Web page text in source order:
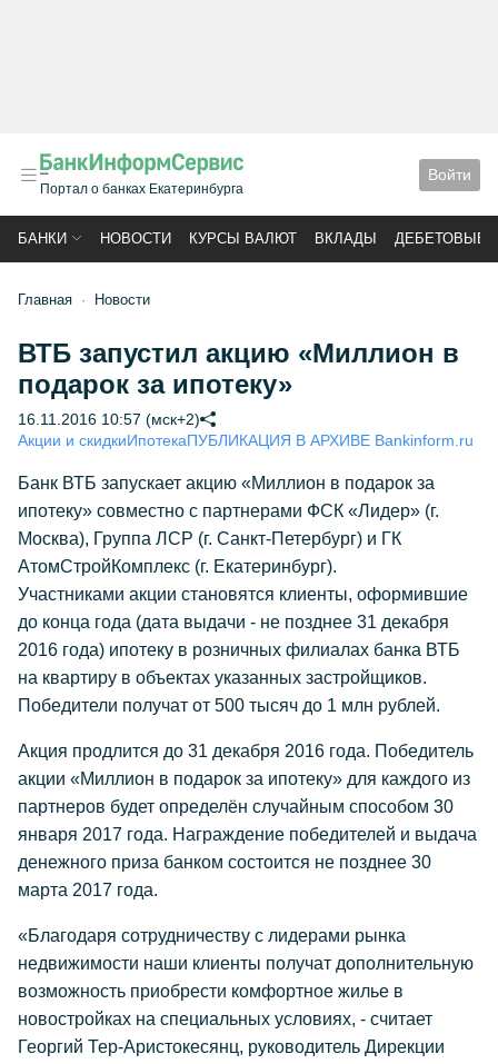
Портал о банках Екатеринбурга
Войти
БАНКИ НОВОСТИ КУРСЫ ВАЛЮТ ВКЛАДЫ ДЕБЕТОВЫЕ
Главная Новости
ВТБ запустил акцию «Миллион в
подарок за ипотеку»
16.11.2016 10:57 (мск+2)
Акции и скидкиИпотекаПУБЛИКАЦИЯ В АРХИВЕ Bankinform.ru
Банк ВТБ запускает акцию «Миллион в подарок за
ипотеку» совместно с партнерами ФСК «Лидер» (г.
Москва), Группа ЛСР (г. Санкт-Петербург) и ГК
АтомСтройКомплекс (г. Екатеринбург).
Участниками акции становятся клиенты, оформившие
до конца года (дата выдачи - не позднее 31 декабря
2016 года) ипотеку в розничных филиалах банка ВТБ
на квартиру в объектах указанных застройщиков.
Победители получат от 500 тысяч до 1 млн рублей.
Акция продлится до 31 декабря 2016 года. Победитель
акции «Миллион в подарок за ипотеку» для каждого из
партнеров будет определён случайным способом 30
января 2017 года. Награждение победителей и выдача
денежного приза банком состоится не позднее 30
марта 2017 года.
«Благодаря сотрудничеству с лидерами рынка
недвижимости наши клиенты получат дополнительную
возможность приобрести комфортное жилье в
новостройках на специальных условиях, - считает
Георгий Тер-Аристокесянц, руководитель Дирекции